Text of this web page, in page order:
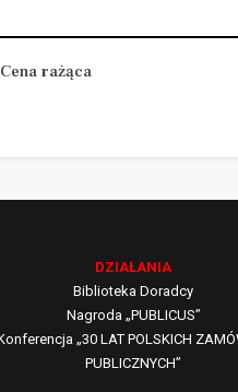
Cena rażąca
DZIAŁANIA
Biblioteka Doradcy
Nagroda „PUBLICUS”
„30 LAT POLSKICH
PUBLICZNYCH”